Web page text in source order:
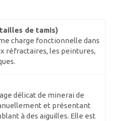
de tamis)
charge fonctionnelle dans
réfractaires, les peintures,
délicat de minerai de
et présentant
à des aiguilles. Elle est